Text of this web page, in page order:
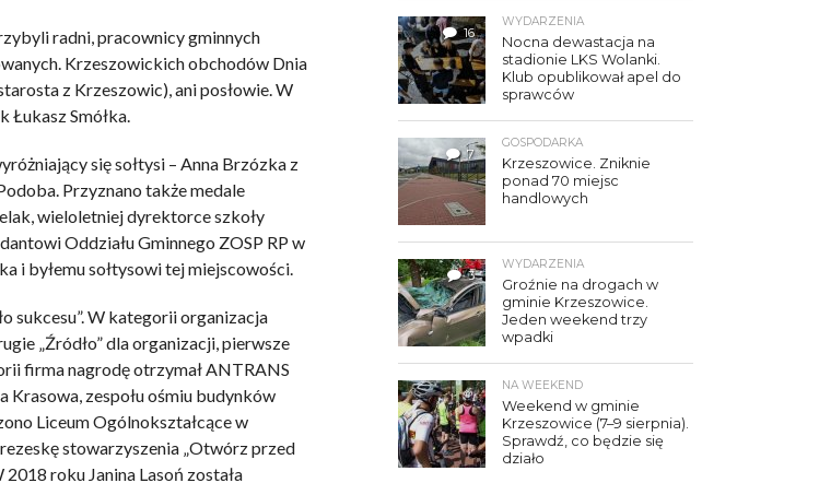
radni, pracownicy gminnych
Krzeszowickich obchodów Dnia
z Krzeszowic), ani posłowie. W
Łukasz Smółka.
się sołtysi – Anna Brzózka z
Przyznano także medale
wieloletniej dyrektorce szkoły
Oddziału Gminnego ZOSP RP w
i byłemu sołtysowi tej miejscowości.
sukcesu”. W kategorii organizacja
„Źródło” dla organizacji, pierwsze
firma nagrodę otrzymał ANTRANS
zespołu ośmiu budynków
Liceum Ogólnokształcące w
stowarzyszenia „Otwórz przed
2018 roku Janina Lasoń została
16
WYDARZENIA
Nocna dewastacja na
stadionie LKS Wolanki.
Klub opublikował apel do
sprawców
7
GOSPODARKA
Krzeszowice. Zniknie
ponad 70 miejsc
handlowych
3
WYDARZENIA
Groźnie na drogach w
gminie Krzeszowice.
Jeden weekend trzy
wpadki
NA WEEKEND
Weekend w gminie
Krzeszowice (7–9 sierpnia).
Sprawdź, co będzie się
działo